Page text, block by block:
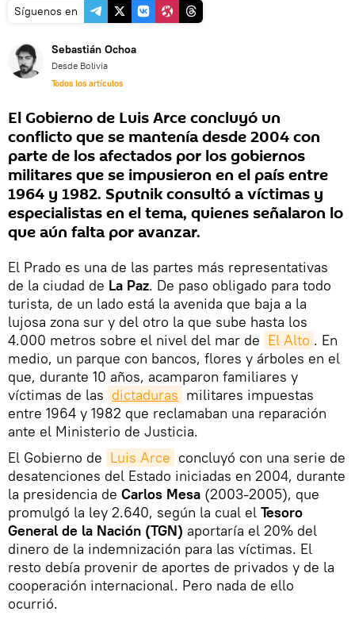
Síguenos en
Sebastián Ochoa
Desde Bolivia
Todos los artículos
El Gobierno de Luis Arce concluyó un
conflicto que se mantenía desde 2004 con
parte de los afectados por los gobiernos
militares que se impusieron en el país entre
1964 y 1982. Sputnik consultó a víctimas y
especialistas en el tema, quienes señalaron lo
que aún falta por avanzar.
El Prado es una de las partes más representativas
de la ciudad de La Paz. De paso obligado para todo
turista, de un lado está la avenida que baja a la
lujosa zona sur y del otro la que sube hasta los
4.000 metros sobre el nivel del mar de El Alto . En
medio, un parque con bancos, flores y árboles en el
que, durante 10 años, acamparon familiares y
víctimas de las dictaduras militares impuestas
entre 1964 y 1982 que reclamaban una reparación
ante el Ministerio de Justicia.
El Gobierno de Luis Arce concluyó con una serie de
desatenciones del Estado iniciadas en 2004, durante
la presidencia de Carlos Mesa (2003-2005), que
promulgó la ley 2.640, según la cual el Tesoro
General de la Nación (TGN) aportaría el 20% del
dinero de la indemnización para las víctimas. El
resto debía provenir de aportes de privados y de la
cooperación internacional. Pero nada de ello
ocurrió.